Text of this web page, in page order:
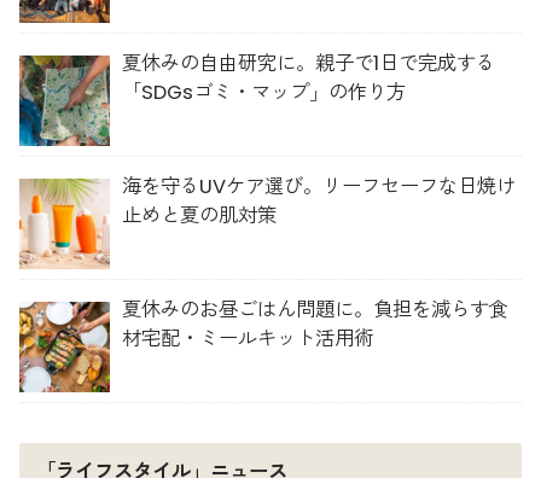
夏休みの自由研究に。親子で1日で完成する
「SDGsゴミ・マップ」の作り方
海を守るUVケア選び。リーフセーフな日焼け
止めと夏の肌対策
夏休みのお昼ごはん問題に。負担を減らす食
材宅配・ミールキット活用術
「ライフスタイル」ニュース